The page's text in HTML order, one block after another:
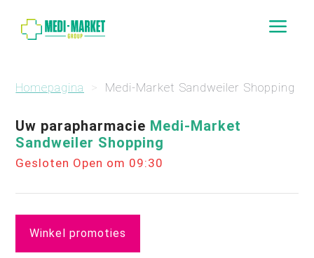
a
Homepagina Medi-Market Sandweiler Shopping
Uw parapharmacie Medi-Market
Sandweiler Shopping
Gesloten Open om 09:30
Winkel promoties